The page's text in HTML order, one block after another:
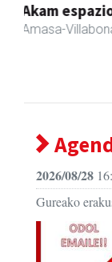
Eizmendi ile-
Amasa-
2026/08/28
Gureako